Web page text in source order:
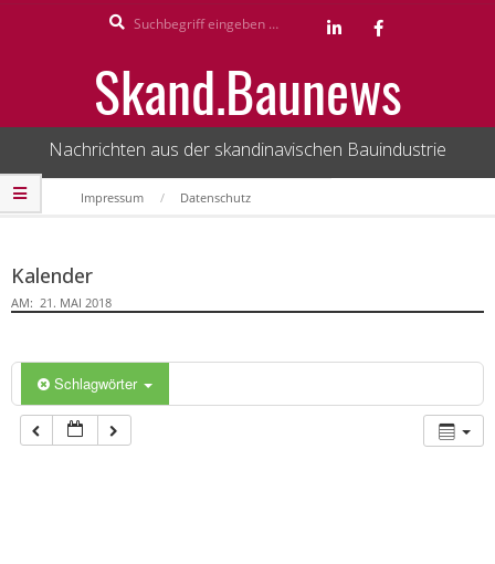
Skand.Baunews
Nachrichten aus der skandinavischen Bauindustrie
Secondary
Navigation
Impressum Datenschutz
Kalender
AM: 21. MAI 2018
Schlagwörter